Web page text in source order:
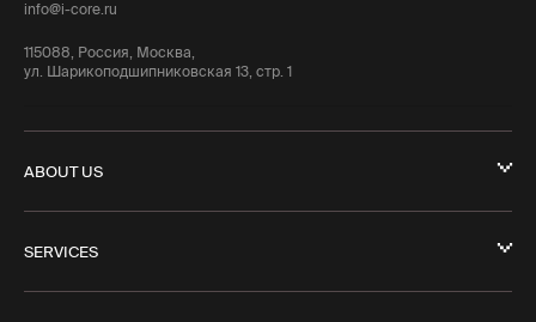
info@i-core.ru
115088, Россия, Москва,
ул. Шарикоподшипниковская 13, стр. 1
ABOUT US
SERVICES